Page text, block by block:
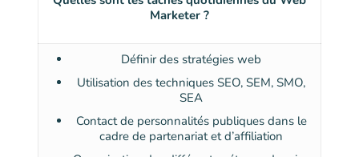
Marketer ?
Définir des stratégies web
Utilisation des techniques SEO, SEM, SMO,
SEA
Contact de personnalités publiques dans le
cadre de partenariat et d’affiliation